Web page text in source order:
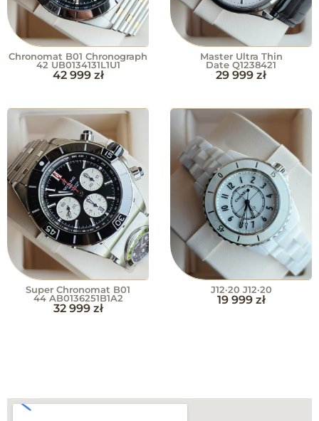
Chronomat B01 Chronograph
42 UB0134131L1U1
42 999 zł
Master Ultra Thin
Date Q1238421
29 999 zł
Super Chronomat B01
44 AB0136251B1A2
32 999 zł
J12·20 J12·20
19 999 zł